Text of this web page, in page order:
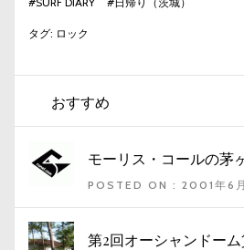
#SURF DIARY #日帰り（茨城）
タグ: ロック
おすすめ
モーリス・コールの茅
POSTED ON : 2001年6
第2回オーシャンドー